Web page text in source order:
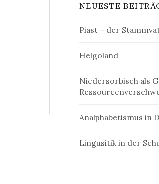
NEUESTE
Piast – der
Helgoland
Niedersorbisch als
Analphabetismus in
Lingusitik in der